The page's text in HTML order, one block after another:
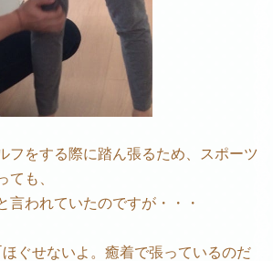
フをする際に踏ん張るため、スポーツ
ても、
言われていたのですが・・・
ぐせないよ。癒着で張っているのだ